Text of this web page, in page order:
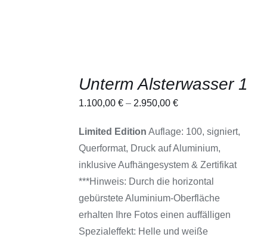
AUSFÜHRUNG
PRODUKT
MEHRERE
PRODUKTSEITE
GEWÄHLT
Unterm Alsterwasser 1
1.100,00€ – 2.950,00€
Limited Edition Auflage: 100, signiert,
Querformat, Druck auf Aluminium,
inklusive Aufhängesystem & Zertifikat
***Hinweis: Durch die horizontal
gebürstete Aluminium-Oberfläche
erhalten Ihre Fotos einen auffälligen
Spezialeffekt: Helle und weiße